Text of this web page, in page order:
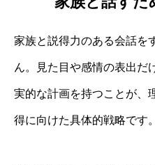
家族と説得力のある会話を
ん。見た目や感情の表出だ
実的な計画を持つことが、
得に向けた具体的戦略です。